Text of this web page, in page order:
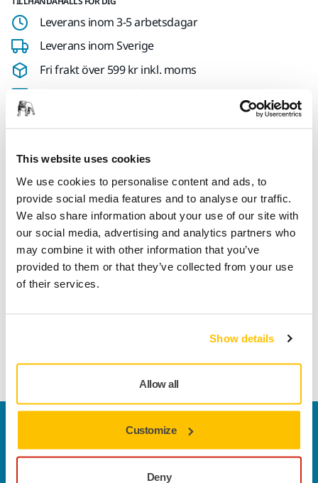
This website uses cookies
We use cookies to personalise content and ads, to
provide social media features and to analyse our traffic.
We also share information about your use of our site with
our social media, advertising and analytics partners who
may combine it with other information that you’ve
provided to them or that they’ve collected from your use
of their services.
Show details
Allow all
Customize
Deny
Leverans inom 3-5 arbetsdagar
Leverans inom Sverige
Fri frakt över 599 kr inkl. moms
Teknisk specifikation
Nedladdningar
Längd 100 mm
Vill du veta mer?Kontakta ossså besvarar vår
kundservice gärna dina frågor.